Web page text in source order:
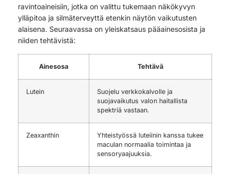
ravintoaineisiin, jotka on valittu tukemaan näkökyvyn
ylläpitoa ja silmäterveyttä etenkin näytön vaikutusten
alaisena. Seuraavassa on yleiskatsaus pääainesosista ja
niiden tehtävistä:
Ainesosa Tehtävä
Lutein
Suojelu verkkokalvolle ja
suojavaikutus valon haitallista
spektriä vastaan.
Zeaxanthin
Yhteistyössä luteiinin kanssa tukee
maculan normaalia toimintaa ja
sensoryaajuuksia.